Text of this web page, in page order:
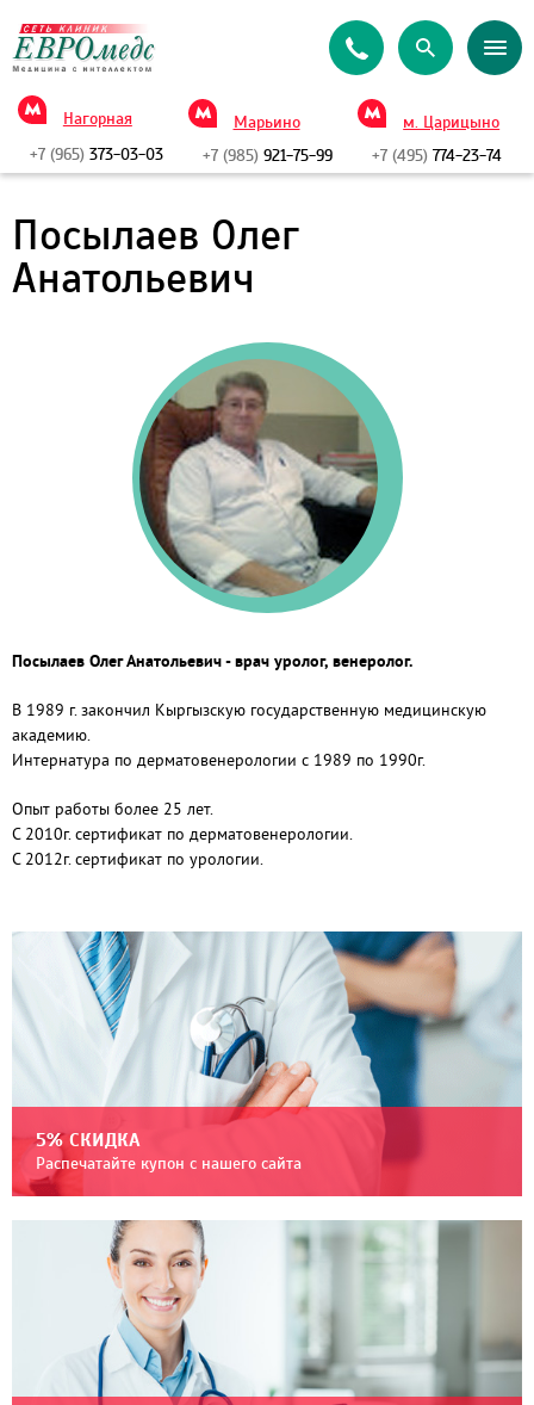
Нагорная
+7 (965) 373-03-03
Марьино
+7 (985)921-75-99
м. Царицыно
+7 (495) 774-23-74
Посылаев Олег
Анатольевич
Посылаев Олег Анатольевич - врач уролог, венеролог.
В 1989 г. закончил Кыргызскую государственную медицинскую
академию.
Интернатура по дерматовенерологии с 1989 по 1990г.
Опыт работы более 25 лет.
С 2010г. сертификат по дерматовенерологии.
С 2012г. сертификат по урологии.
5% СКИДКА
Распечатайте купон с нашего сайта